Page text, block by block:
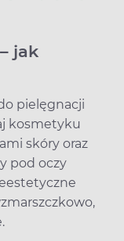
jak
pielęgnacji
kosmetyku
skóry oraz
pod oczy